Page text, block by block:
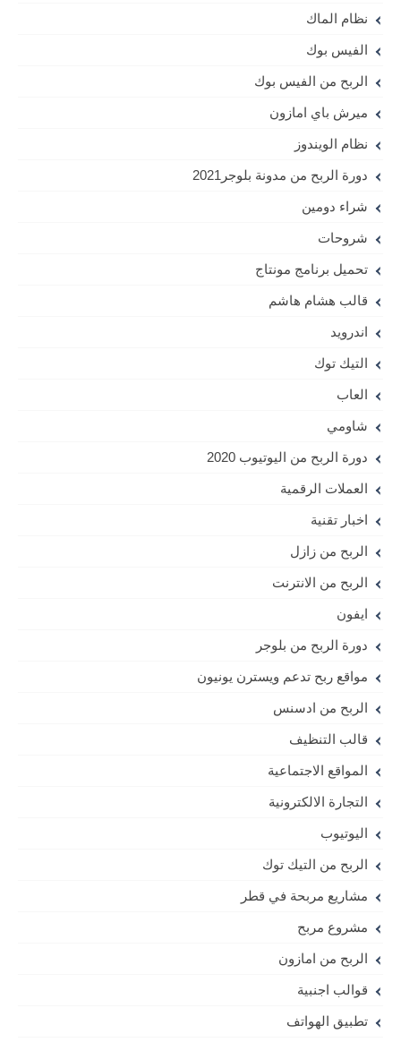
نظام الماك
الفيس بوك
الربح من الفيس بوك
ميرش باي امازون
نظام الويندوز
دورة الربح من مدونة بلوجر2021
شراء دومين
شروحات
تحميل برنامج مونتاج
قالب هشام هاشم
اندرويد
التيك توك
العاب
شاومي
دورة الربح من اليوتيوب 2020
العملات الرقمية
اخبار تقنية
الربح من زازل
الربح من الانترنت
ايفون
دورة الربح من بلوجر
مواقع ربح تدعم ويسترن يونيون
الربح من ادسنس
قالب التنظيف
المواقع الاجتماعية
التجارة الالكترونية
اليوتيوب
الربح من التيك توك
مشاريع مربحة في قطر
مشروع مربح
الربح من امازون
قوالب اجنبية
تطبيق الهواتف